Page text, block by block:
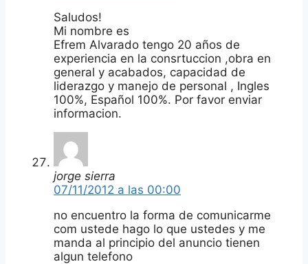
Saludos!
Mi nombre es
Efrem Alvarado tengo 20 años de
experiencia en la consrtuccion ,obra en
general y acabados, capacidad de
liderazgo y manejo de personal , Ingles
100%, Español 100%. Por favor enviar
informacion.
jorge sierra
07/11/2012 a las 00:00
no encuentro la forma de comunicarme
com ustede hago lo que ustedes y me
manda al principio del anuncio tienen
algun telefono